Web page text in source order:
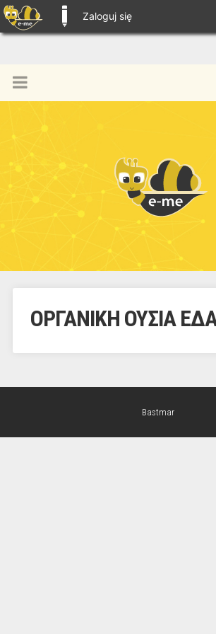
E-ME BLOGS
Zaloguj się
ΟΡΓΑΝΙΚΗ ΟΥΣΙΑ
Bastmar